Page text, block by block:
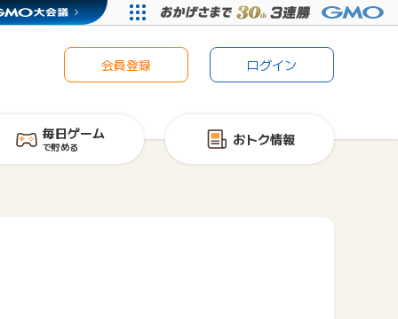
会員登録 ログイン
毎日ゲーム
で貯める おトク情報